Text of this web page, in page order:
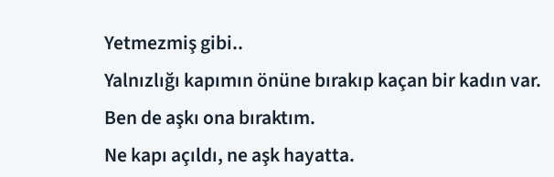
Yetmezmiş gibi..
Yalnızlığı kapımın önüne bırakıp kaçan bir kadın var.
Ben de aşkı ona bıraktım.
Ne kapı açıldı, ne aşk hayatta.